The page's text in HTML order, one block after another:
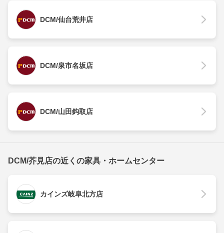
DCM/仙台荒井店
DCM/泉市名坂店
DCM/山田鈎取店
DCM/芥見店の近くの家具・ホームセンター
カインズ岐阜北方店